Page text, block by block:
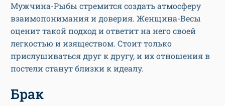
Мужчина-Рыбы стремится создать атмосферу
взаимопонимания и доверия. Женщина-Весы
оценит такой подход и ответит на него своей
легкостью и изяществом. Стоит только
прислушиваться друг к другу, и их отношения в
постели станут близки к идеалу.
Брак